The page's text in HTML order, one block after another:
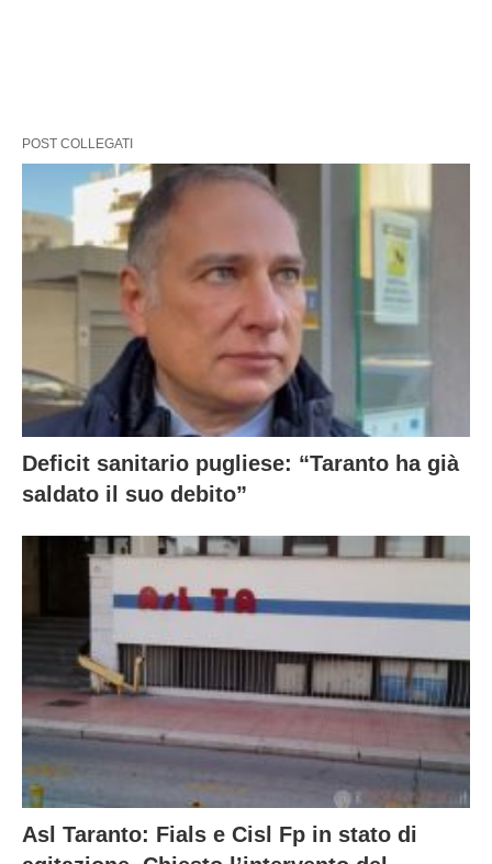
POST COLLEGATI
Deficit sanitario pugliese: “Taranto ha già
saldato il suo debito”
Asl Taranto: Fials e Cisl Fp in stato di